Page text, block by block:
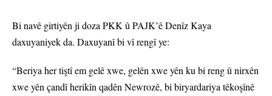
Bi navê girtiyên ji doza PKK û PAJK’ê Denîz Kaya
daxuyaniyek da. Daxuyanî bi vî rengî ye:
“Beriya her tiştî em gelê xwe, gelên xwe yên ku bi reng û nirxên
xwe yên çandî herikîn qadên Newrozê, bi biryardariya têkoşînê